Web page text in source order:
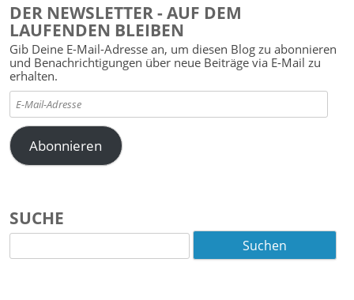
DER NEWSLETTER - AUF DEM
LAUFENDEN BLEIBEN
Gib Deine E-Mail-Adresse an, um diesen Blog zu abonnieren
und Benachrichtigungen über neue Beiträge via E-Mail zu
erhalten.
E-
Mail-
Adresse
Abonnieren
SUCHE
Suchen
nach: